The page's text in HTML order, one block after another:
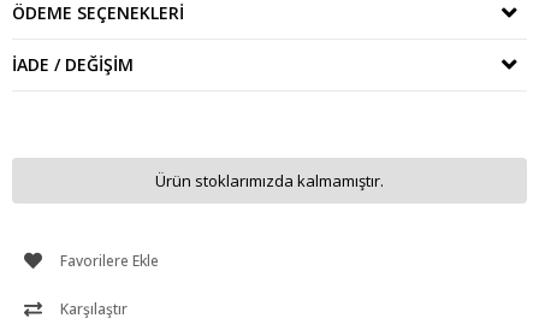
ÖDEME SEÇENEKLERI
İADE / DEĞIŞIM
Ürün stoklarımızda kalmamıştır.
Favorilere Ekle
Karşılaştır